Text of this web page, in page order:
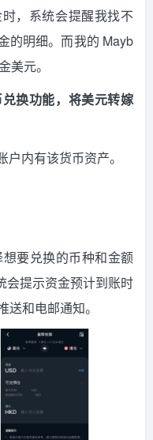
，系统会提醒我找不
的明细。而我的 Mayb
美元。
换功能，将美元转嫁
内有该货币资产。
要兑换的币种和金额
会提示资金预计到账时
和电邮通知。